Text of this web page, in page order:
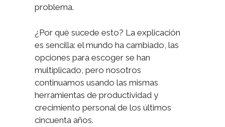
problema.
¿Por qué sucede esto? La explicación
es sencilla: el mundo ha cambiado, las
opciones para escoger se han
multiplicado, pero nosotros
continuamos usando las mismas
herramientas de productividad y
crecimiento personal de los últimos
cincuenta años.